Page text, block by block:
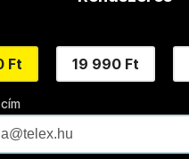
Ft 19 990 Ft